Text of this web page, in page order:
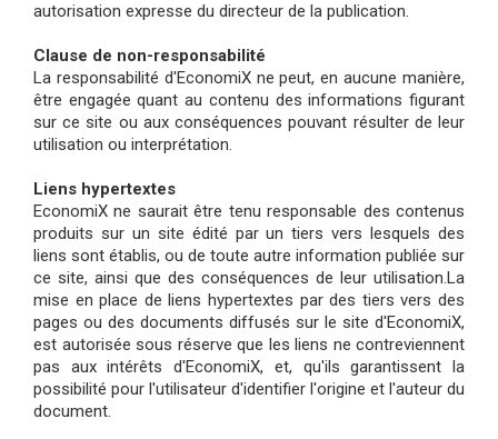
autorisation expresse du directeur de la publication.
Clause de non-responsabilité
La responsabilité d'EconomiX ne peut, en aucune manière,
être engagée quant au contenu des informations figurant
sur ce site ou aux conséquences pouvant résulter de leur
utilisation ou interprétation.
Liens hypertextes
EconomiX ne saurait être tenu responsable des contenus
produits sur un site édité par un tiers vers lesquels des
liens sont établis, ou de toute autre information publiée sur
ce site, ainsi que des conséquences de leur utilisation.La
mise en place de liens hypertextes par des tiers vers des
pages ou des documents diffusés sur le site d'EconomiX,
est autorisée sous réserve que les liens ne contreviennent
pas aux intérêts d'EconomiX, et, qu'ils garantissent la
possibilité pour l'utilisateur d'identifier l'origine et l'auteur du
document.